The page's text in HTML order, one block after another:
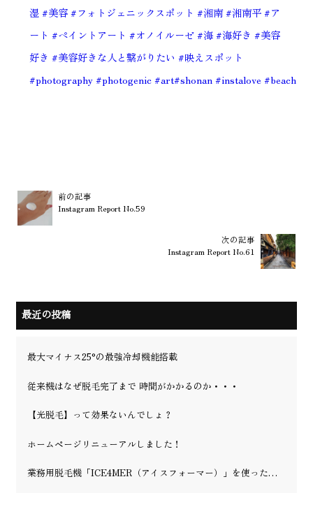
湿 #美容 #フォトジェニックスポット #湘南#湘南平 #ア
ート #ペイントアート #オノイルーゼ #海 #海好き #美容
好き #美容好きな人と繋がりたい #映えスポット
#photography #photogenic #art#shonan #instalove #beach
前の記事
Instagram Report No.59
次の記事
Instagram Report No.61
最近の投稿
最大マイナス25°の最強冷却機能搭載
従来機はなぜ脱毛完了まで 時間がかかるのか・・・
【光脱毛】って効果ないんでしょ？
ホームページリニューアルしました！
業務用脱毛機「ICE4MER（アイスフォーマー）」を使った理容室・美容院の脱毛の可能性を徹底解説！更に、業界最強冷却マイナス25℃を実現！